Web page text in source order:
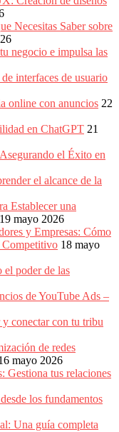
Necesitas Saber sobre
negocio e impulsa las
interfaces de usuario
online con anuncios 22
en ChatGPT 21
el Éxito en
el alcance de la
Establecer una
19 mayo 2026
y Empresas: Cómo
Competitivo 18 mayo
poder de las
de YouTube Ads –
conectar con tu tribu
de redes
mayo 2026
Gestiona tus relaciones
los fundamentos
Una guía completa